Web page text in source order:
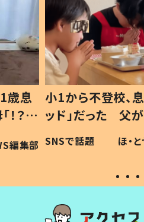
歳息
？」
編集部
小1から不登校、
ッド」だった 父
作り続ける理由
#令和の子
SNSで話題 ほ・